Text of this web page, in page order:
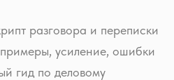
разговора и переписки
усиление, ошибки
гид по деловому